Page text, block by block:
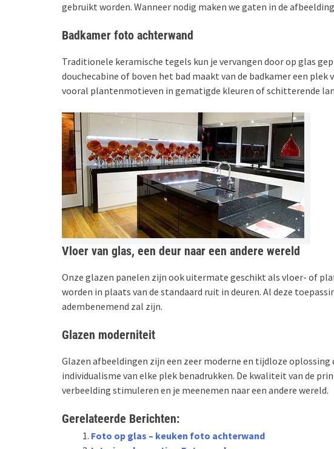
gebruikt worden. Wanneer nodig maken we gaten in de
Badkamer foto achterwand
Traditionele keramische tegels kun je vervangen door op glas
douchecabine of boven het bad maakt van de badkamer een plek
vooral plantenmotieven in gematigde kleuren of schitterende
Vloer van glas, een deur naar een andere wereld
Onze glazen panelen zijn ook uitermate geschikt als vloer- of
worden in plaats van de standaard ruit in deuren. Al deze
adembenemend zal zijn.
Glazen moderniteit
Glazen afbeeldingen zijn een zeer moderne en tijdloze oplossing
individualisme van elke plek benadrukken. De kwaliteit van de
verbeelding stimuleren en je meenemen naar een andere wereld.
Gerelateerde Berichten:
Foto op glas – keuken foto achterwand